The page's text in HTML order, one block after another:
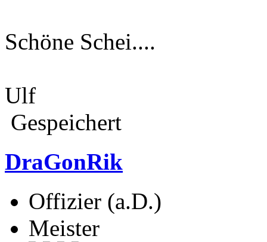
Schöne Schei....
Ulf
Gespeichert
DraGonRik
Offizier (a.D.)
Meister